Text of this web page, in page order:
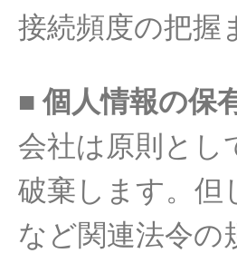
接続頻度の把握
■個人情報の保
会社は原則とし
破棄 します。但
など関連法令の